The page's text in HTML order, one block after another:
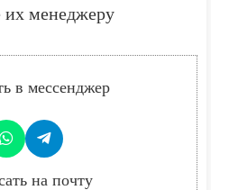
их менеджеру
в мессенджер
на почту